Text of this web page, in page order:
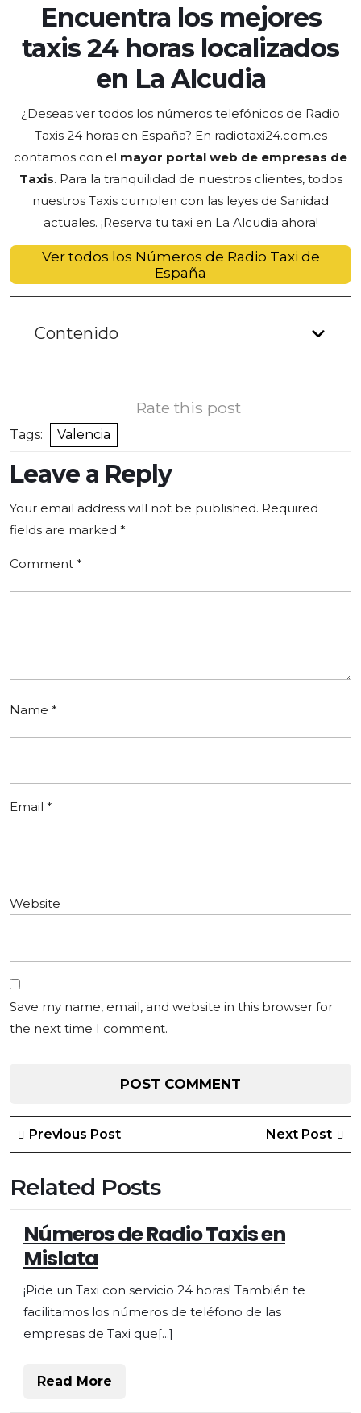
Encuentra los mejores
taxis 24 horas localizados
en La Alcudia
¿Deseas ver todos los números telefónicos de Radio
Taxis 24 horas en España? En radiotaxi24.com.es
contamos con el mayor portal web de empresas de
Taxis. Para la tranquilidad de nuestros clientes, todos
nuestros Taxis cumplen con las leyes de Sanidad
actuales. ¡Reserva tu taxi en La Alcudia ahora!
Ver todos los Números de Radio Taxi de
España
Contenido
Rate this post
Tags: Valencia
Leave a Reply
Your email address will not be published. Required
fields are marked *
Comment *
Name *
Email *
Website
Save my name, email, and website in this browser for
the next time I comment.
Post
navigation
Previous PostPrevious
Post
Next Post
Related Posts
Números de Radio Taxis en
Mislata
¡Pide un Taxi con servicio 24 horas! También te
facilitamos los números de teléfono de las
empresas de Taxi que[...]
Read More